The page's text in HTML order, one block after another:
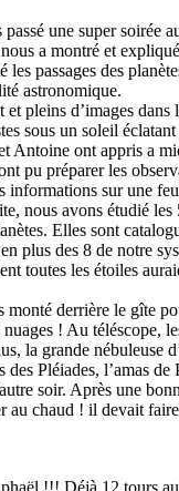
une super soirée
a montré et
les passages des
astronomique.
pleins d’images dans
sous un soleil
Antoine ont appris a
pu préparer les
informations sur une
nous avons étudié les
Elles sont
plus des 8 de notre
toutes les étoiles
monté derrière le gîte
! Au téléscope,
la grande nébuleuse
des Pléiades, l’amas de
soir. Après une
au chaud ! il devait